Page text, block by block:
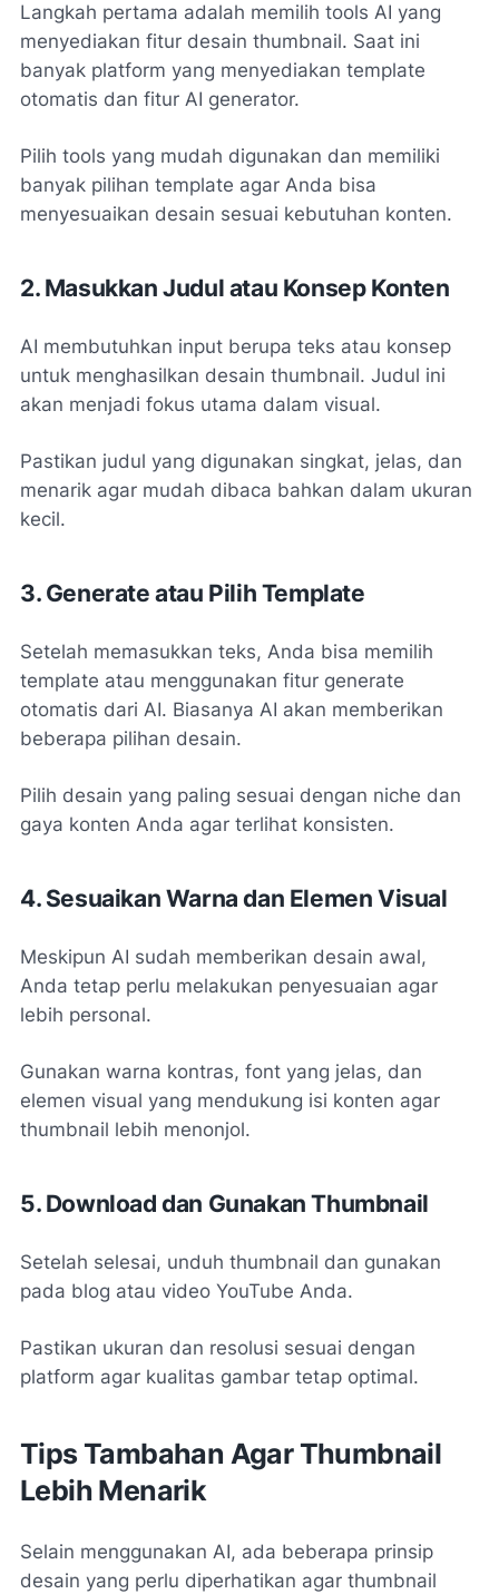
Langkah pertama adalah memilih tools AI yang
menyediakan fitur desain thumbnail. Saat ini
banyak platform yang menyediakan template
otomatis dan fitur AI generator.
Pilih tools yang mudah digunakan dan memiliki
banyak pilihan template agar Anda bisa
menyesuaikan desain sesuai kebutuhan konten.
2. Masukkan Judul atau Konsep Konten
AI membutuhkan input berupa teks atau konsep
untuk menghasilkan desain thumbnail. Judul ini
akan menjadi fokus utama dalam visual.
Pastikan judul yang digunakan singkat, jelas, dan
menarik agar mudah dibaca bahkan dalam ukuran
kecil.
3. Generate atau Pilih Template
Setelah memasukkan teks, Anda bisa memilih
template atau menggunakan fitur generate
otomatis dari AI. Biasanya AI akan memberikan
beberapa pilihan desain.
Pilih desain yang paling sesuai dengan niche dan
gaya konten Anda agar terlihat konsisten.
4. Sesuaikan Warna dan Elemen Visual
Meskipun AI sudah memberikan desain awal,
Anda tetap perlu melakukan penyesuaian agar
lebih personal.
Gunakan warna kontras, font yang jelas, dan
elemen visual yang mendukung isi konten agar
thumbnail lebih menonjol.
5. Download dan Gunakan Thumbnail
Setelah selesai, unduh thumbnail dan gunakan
pada blog atau video YouTube Anda.
Pastikan ukuran dan resolusi sesuai dengan
platform agar kualitas gambar tetap optimal.
Tips Tambahan Agar Thumbnail
Lebih Menarik
Selain menggunakan AI, ada beberapa prinsip
desain yang perlu diperhatikan agar thumbnail